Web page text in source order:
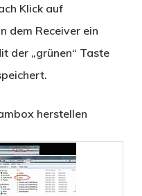
Klick auf
dem Receiver ein
der „grünen“ Taste
herstellen